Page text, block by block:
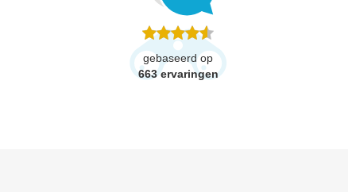
gebaseerd op
663 ervaringen